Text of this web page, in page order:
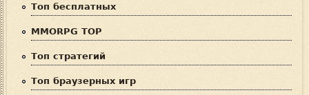
Топ бесплатных
MMORPG TOP
Топ стратегий
Топ браузерных игр